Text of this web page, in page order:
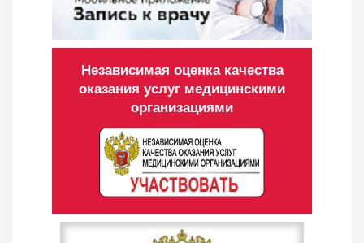
Независимая оценка качества
оказания услуг медицинскими
организациями